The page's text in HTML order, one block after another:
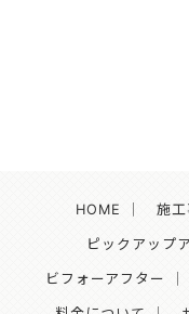
HOME 施工
ピックアップ
ビフォーアフター